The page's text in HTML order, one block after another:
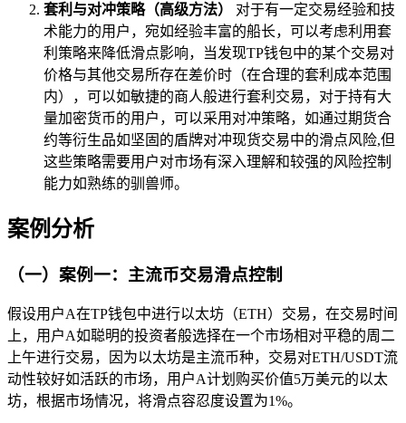
套利与对冲策略（高级方法）
对于有一定交易经验和技
术能力的用户，宛如经验丰富的船长，可以考虑利用套
利策略来降低滑点影响，当发现TP钱包中的某个交易对
价格与其他交易所存在差价时（在合理的套利成本范围
内），可以如敏捷的商人般进行套利交易，对于持有大
量加密货币的用户，可以采用对冲策略，如通过期货合
约等衍生品如坚固的盾牌对冲现货交易中的滑点风险,但
这些策略需要用户对市场有深入理解和较强的风险控制
能力如熟练的驯兽师。
案例分析
（一）案例一：主流币交易滑点控制
假设用户A在TP钱包中进行以太坊（ETH）交易，在交易时间
上，用户A如聪明的投资者般选择在一个市场相对平稳的周二
上午进行交易，因为以太坊是主流币种，交易对ETH/USDT流
动性较好如活跃的市场，用户A计划购买价值5万美元的以太
坊，根据市场情况，将滑点容忍度设置为1%。